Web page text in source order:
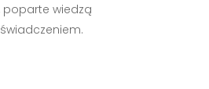
poparte wiedzą